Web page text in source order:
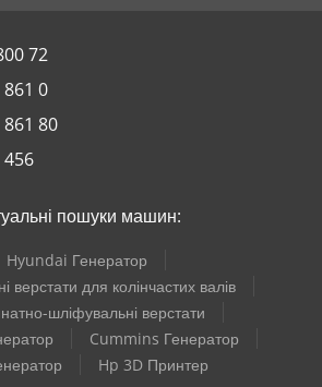
72
0
80
456
пошуки машин:
Hyundai Генератор
верстати для колінчастих валів
шліфувальні верстати
Cummins Генератор
Hp 3D Принтер